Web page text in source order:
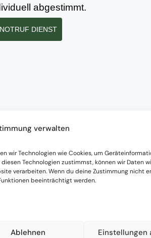
verwalten
wir Technologien wie Cookies, um
Technologien zustimmst, können wir Daten
verarbeiten. Wenn du deine Zustimmung nicht
beeinträchtigt werden.
Ablehnen Einstellungen
abgestimmt.
NOTRUF DIENST
Planung erster Schritte
Veränderungsprozesses –